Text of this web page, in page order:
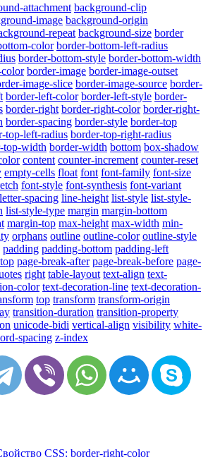
attachment background-clip
image background-origin
repeat background-size border
color border-bottom-left-radius
border-bottom-style border-bottom-width
border-image border-image-outset
image-slice border-image-source border-
border-left-color border-left-style border-
border-right border-right-color border-right-
border-spacing border-style border-top
top-left-radius border-top-right-radius
top-width border-width bottom box-shadow
content counter-increment counter-reset
empty-cells float font font-family font-size
font-style font-synthesis font-variant
letter-spacing line-height list-style list-style-
list-style-type margin margin-bottom
margin-top max-height max-width min-
orphans outline outline-color outline-style
padding padding-bottom padding-left
page-break-after page-break-before page-
right table-layout text-align text-
color text-decoration-line text-decoration-
top transform transform-origin
transition-duration transition-property
unicode-bidi vertical-align visibility white-
spacing z-index
CSS: border-right-color